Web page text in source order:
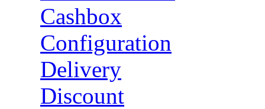
Cashbox
Configuration
Delivery
Discount